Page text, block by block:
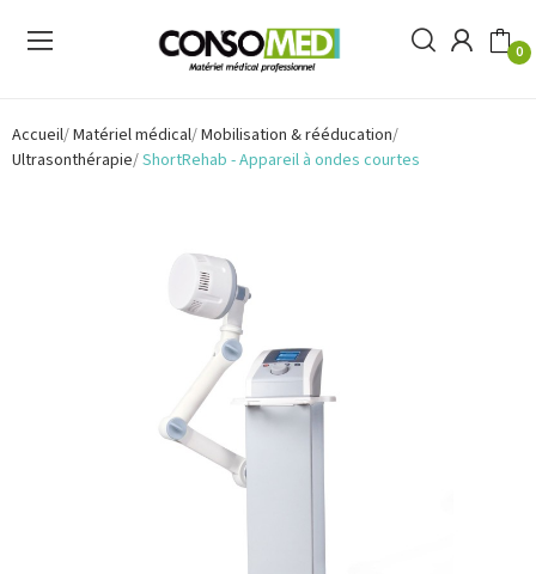
0
Accueil Matériel médical Mobilisation & rééducation
Ultrasonthérapie ShortRehab - Appareil à ondes courtes